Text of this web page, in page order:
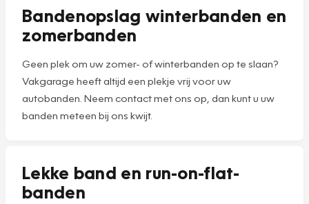
Bandenopslag winterbanden en
zomerbanden
Geen plek om uw zomer- of winterbanden op te slaan?
Vakgarage heeft altijd een plekje vrij voor uw
autobanden. Neem contact met ons op, dan kunt u uw
banden meteen bij ons kwijt.
Lekke band en run-on-flat-
banden